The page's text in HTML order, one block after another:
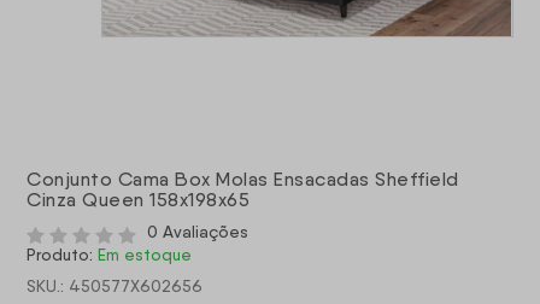
Conjunto Cama Box Molas Ensacadas Sheffield
Cinza Queen 158x198x65
0 Avaliações
Produto: Em estoque
SKU.: 450577X602656